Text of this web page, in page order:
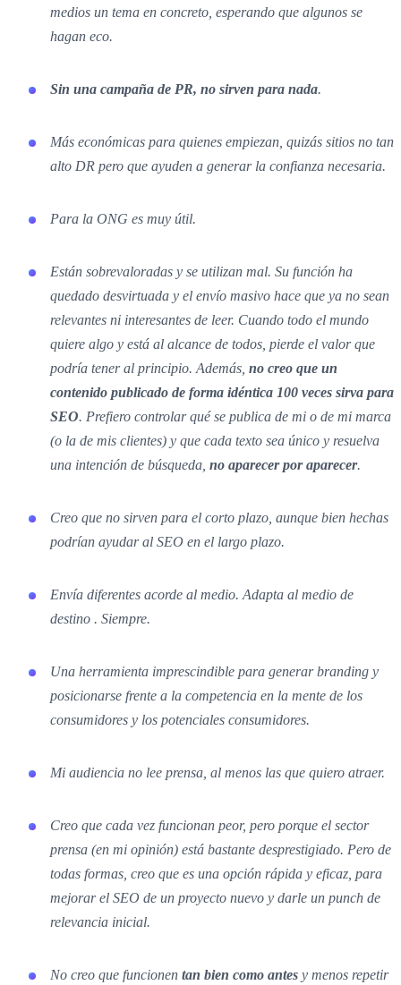
medios un tema en concreto, esperando que algunos se
hagan eco.
Sin una campaña de PR, no sirven para nada.
Más económicas para quienes empiezan, quizás sitios no tan
alto DR pero que ayuden a generar la confianza necesaria.
Para la ONG es muy útil.
Están sobrevaloradas y se utilizan mal. Su función ha
quedado desvirtuada y el envío masivo hace que ya no sean
relevantes ni interesantes de leer. Cuando todo el mundo
quiere algo y está al alcance de todos, pierde el valor que
podría tener al principio. Además, no creo que un
contenido publicado de forma idéntica 100 veces sirva para
SEO. Prefiero controlar qué se publica de mi o de mi marca
(o la de mis clientes) y que cada texto sea único y resuelva
una intención de búsqueda, no aparecer por aparecer.
Creo que no sirven para el corto plazo, aunque bien hechas
podrían ayudar al SEO en el largo plazo.
Envía diferentes acorde al medio. Adapta al medio de
destino . Siempre.
Una herramienta imprescindible para generar branding y
posicionarse frente a la competencia en la mente de los
consumidores y los potenciales consumidores.
Mi audiencia no lee prensa, al menos las que quiero atraer.
Creo que cada vez funcionan peor, pero porque el sector
prensa (en mi opinión) está bastante desprestigiado. Pero de
todas formas, creo que es una opción rápida y eficaz, para
mejorar el SEO de un proyecto nuevo y darle un punch de
relevancia inicial.
No creo que funcionen tan bien como antes y menos repetir